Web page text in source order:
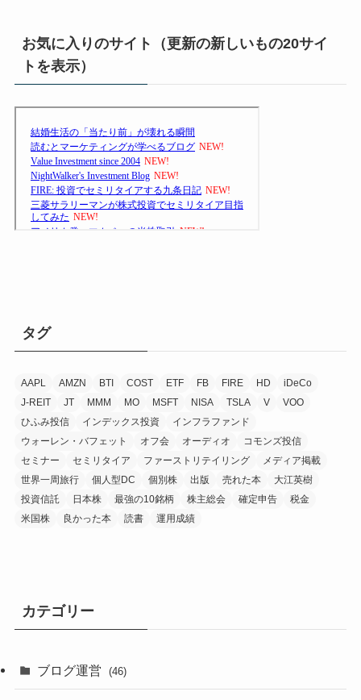
お気に入りのサイト（更新の新しいもの20サイ
トを表示）
タグ
AAPL AMZN BTI COST ETF FB FIRE HD
iDeCo
J-REIT
JT MMM MO MSFT NISA TSLA V
VOO
ひふみ投信
インデックス投資
インフラファンド
ウォーレン・バフェット
オフ会 オーディオ
コモンズ投信
セミナー
セミリタイア ファーストリテイリング
メディア掲載
世界一周旅行
個人型DC 個別株 出版 売れた本
大江英樹
投資信託
日本株 最強の10銘柄 株主総会 確定申告
税金
米国株
良かった本 読書 運用成績
カテゴリー
ブログ運営 (46)